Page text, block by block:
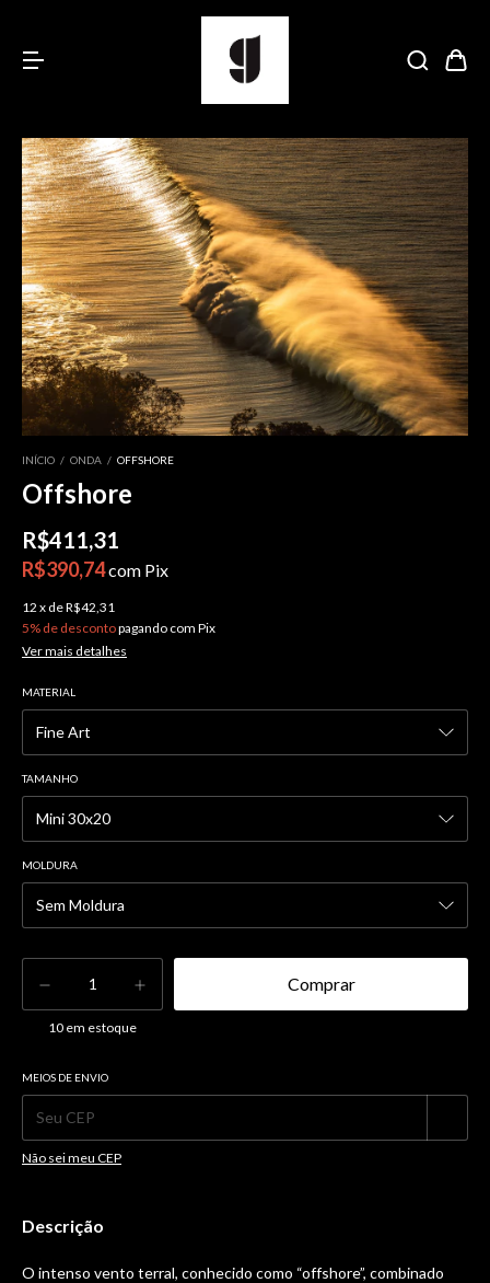
INÍCIO / ONDA / OFFSHORE
Offshore
R$411,31
R$390,74com Pix
12 x deR$42,31
5% de descontopagando com Pix
Ver mais detalhes
MATERIAL
TAMANHO
MOLDURA
10 em estoque
Entregas para o CEP:
MEIOS DE ENVIO
Não sei meu CEP
Descrição
O intenso vento terral, conhecido como “offshore”, combinado